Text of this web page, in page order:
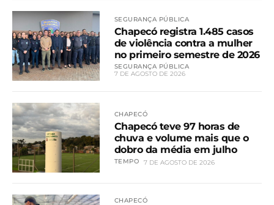
SEGURANÇA PÚBLICA
Chapecó registra 1.485 casos
de violência contra a mulher
no primeiro semestre de 2026
SEGURANÇA PÚBLICA
7 DE AGOSTO DE 2026
CHAPECÓ
Chapecó teve 97 horas de
chuva e volume mais que o
dobro da média em julho
TEMPO 7 DE AGOSTO DE 2026
CHAPECÓ